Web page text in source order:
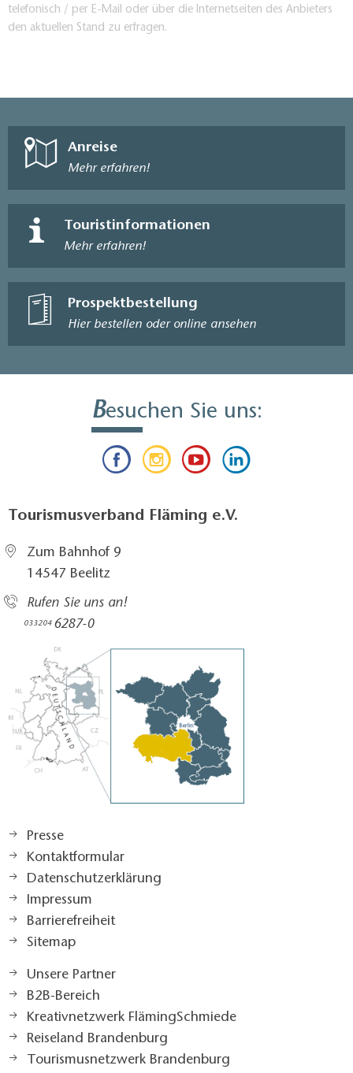
telefonisch / per E-Mail oder über die Internetseiten des Anbieters
den aktuellen Stand zu erfragen.
Anreise
Mehr erfahren!
Touristinformationen
Mehr erfahren!
Prospektbestellung
Hier bestellen oder online ansehen
Besuchen Sie uns:
Tourismusverband Fläming e.V.
Zum Bahnhof 9
14547 Beelitz
Rufen Sie uns an!
033204 6287-0
Presse
Kontaktformular
Datenschutzerklärung
Impressum
Barrierefreiheit
Sitemap
Unsere Partner
B2B-Bereich
Kreativnetzwerk FlämingSchmiede
Reiseland Brandenburg
Tourismusnetzwerk Brandenburg